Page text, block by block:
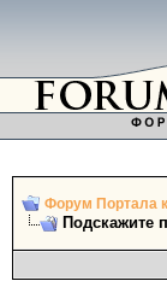
Форум Портала
Подскажите